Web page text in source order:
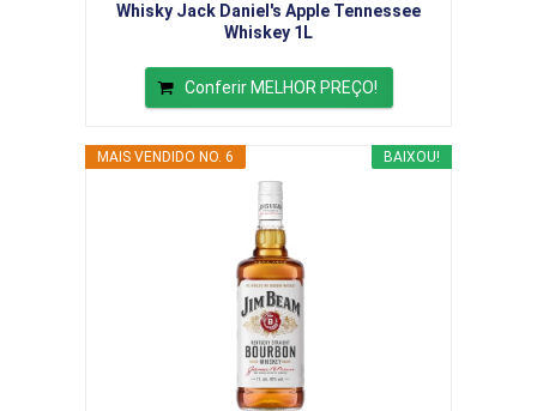
Whisky Jack Daniel's Apple Tennessee
Whiskey 1L
Conferir MELHOR PREÇO!
BAIXOU!
MAIS VENDIDO NO. 6